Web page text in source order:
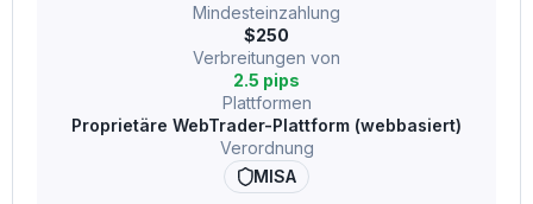
Mindesteinzahlung
$250
Verbreitungen von
2.5 pips
Plattformen
Proprietäre WebTrader-Plattform (webbasiert)
Verordnung
MISA